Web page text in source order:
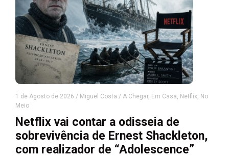
1 de Agosto de 2026 / Miguel Costa / A Chegar, Em Casa Netflix No
Meio
Netflix vai contar a odisseia de
sobrevivência de Ernest Shackleton,
com realizador de “Adolescence”